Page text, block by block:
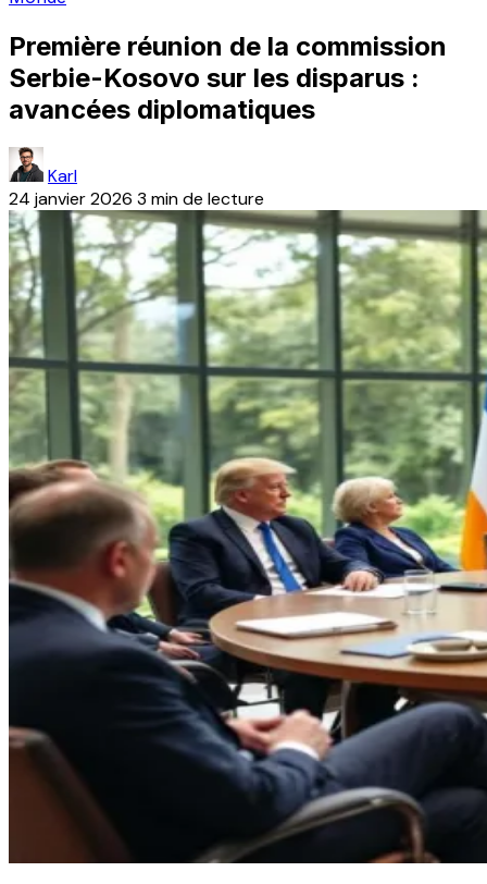
Première réunion de la commission
Serbie-Kosovo sur les disparus :
avancées diplomatiques
Karl
24 janvier 2026 3 min de lecture